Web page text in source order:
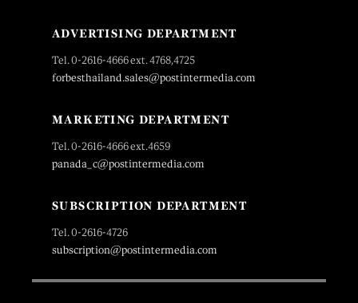
ADVERTISING DEPARTMENT
Tel. 0-2616-4666 ext. 4768,4725
forbesthailand.sales@postintermedia.com
MARKETING DEPARTMENT
Tel. 0-2616-4666 ext.4659
panada_c@postintermedia.com
SUBSCRIPTION DEPARTMENT
Tel. 0-2616-4726
subscription@postintermedia.com